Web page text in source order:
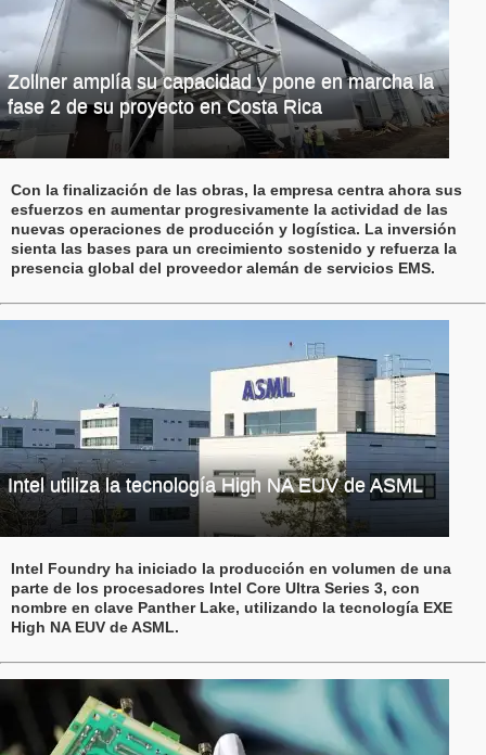
Zollner amplía su capacidad y pone en marcha la
fase 2 de su proyecto en Costa Rica
Con la finalización de las obras, la empresa centra ahora sus
esfuerzos en aumentar progresivamente la actividad de las
nuevas operaciones de producción y logística. La inversión
sienta las bases para un crecimiento sostenido y refuerza la
presencia global del proveedor alemán de servicios EMS.
Intel utiliza la tecnología High NA EUV de ASML
Intel Foundry ha iniciado la producción en volumen de una
parte de los procesadores Intel Core Ultra Series 3, con
nombre en clave Panther Lake, utilizando la tecnología EXE
High NA EUV de ASML.